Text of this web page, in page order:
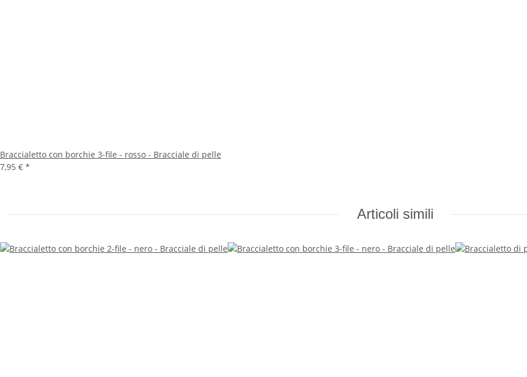
Braccialetto con borchie 3-file - rosso - Bracciale di pelle
7,95 € *
Articoli simili